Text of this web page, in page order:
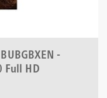
-
Full HD